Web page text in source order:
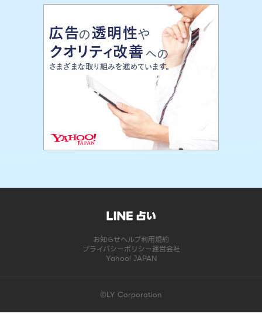
お知らせヘルプ利用規約
プライバシーポリシー運営会社
Yahoo! JAPAN
©LY Corporation
このコンテンツは掲載が終了しました | LINE占い